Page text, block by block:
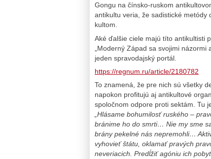
Gongu na čínsko-ruskom
antikultu veria, že sadistické
kultom.
Aké ďalšie ciele majú títo antikultisti
„Moderný Západ sa svojimi
jeden spravodajský portál.
https://regnum.ru/article/2180782
To znamená, že pre nich sú všetky
napokon profitujú aj antikultové
spoločnom odpore proti sektám. Tu
„Hlásame bohumilosť ruského –
bránime ho do smrti… Nie my sme
brány pekelné nás nepremohli…
vyhovieť štátu, oklamať pravých
neveriacich. Predĺžiť agóniu ich